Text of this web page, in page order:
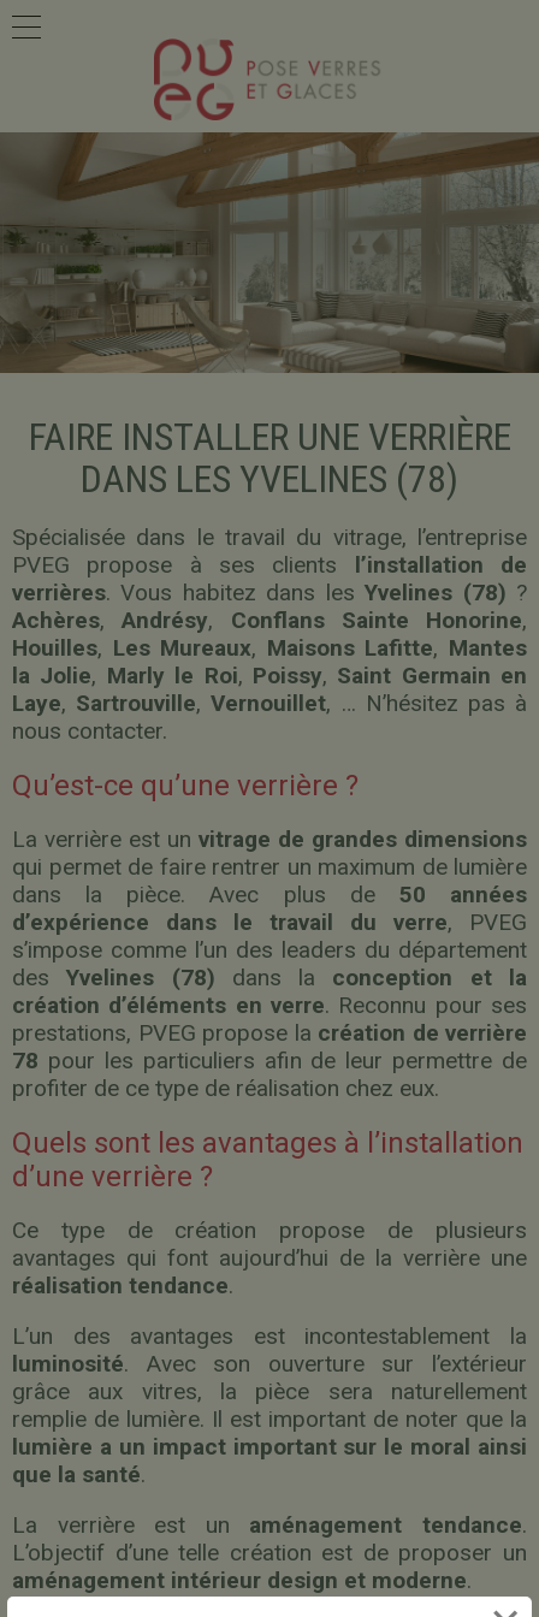
FAIRE INSTALLER UNE VERRIÈRE
DANS LES YVELINES (78)
Spécialisée dans le travail du vitrage, l’entreprise
PVEG propose à ses clients l’installation de
verrières. Vous habitez dans lesYvelines (78) ?
Achères,Andrésy, Conflans Sainte Honorine,
Houilles, Les Mureaux, Maisons Lafitte, Mantes
la Jolie, Marly le Roi, Poissy, Saint Germain en
Laye, Sartrouville,Vernouillet, … N’hésitez pas à
nous contacter.
Qu’est-ce qu’une verrière ?
La verrière est un vitrage de grandes dimensions
qui permet de faire rentrer un maximum de lumière
dans la pièce. Avec plus de 50 années
d’expérience dans le travail du verre, PVEG
s’impose comme l’un des leaders du département
desYvelines (78) dans la conception et la
création d’éléments en verre. Reconnu pour ses
prestations, PVEG propose la création de verrière
78 pour les particuliers afin de leur permettre de
profiter de ce type de réalisation chez eux.
Quels sont les avantages à l’installation
d’une verrière ?
Ce type de création propose de plusieurs
avantages qui font aujourd’hui de la verrière une
réalisation tendance.
L’un des avantages est incontestablement la
luminosité. Avec son ouverture sur l’extérieur
grâce aux vitres, la pièce sera naturellement
remplie de lumière. Il est important de noter que la
lumière a un impact important sur le moral ainsi
que la santé.
La verrière est un aménagement tendance.
L’objectif d’une telle création est de proposer un
aménagement intérieur design et moderne.